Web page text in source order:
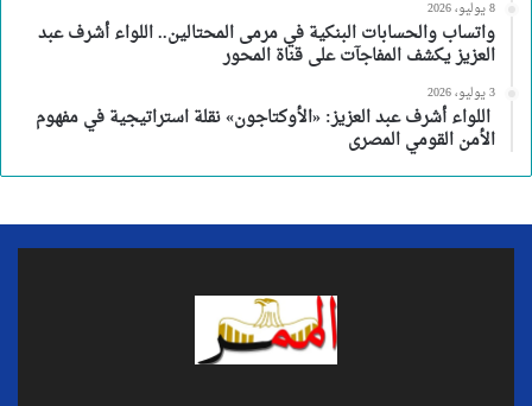
8 يوليو، 2026
واتساب والحسابات البنكية في مرمى المحتالين.. اللواء أشرف عبد
العزيز يكشف المفاجآت على قناة المحور
3 يوليو، 2026
اللواء أشرف عبد العزيز: «الأوكتاجون» نقلة استراتيجية في مفهوم
الأمن القومي المصرى